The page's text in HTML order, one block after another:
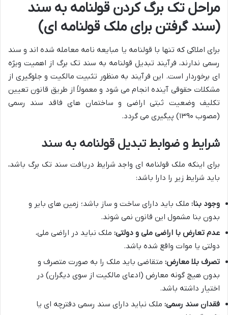
مراحل تک برگ کردن قولنامه به سند
(سند گرفتن برای ملک قولنامه ای)
برای املاکی که تنها با قولنامه یا مبایعه نامه معامله شده اند و سند
رسمی ندارند، فرآیند تبدیل قولنامه به سند تک برگ از اهمیت ویژه
ای برخوردار است. این فرآیند به منظور تثبیت مالکیت و جلوگیری از
مشکلات حقوقی آینده انجام می شود و معمولاً از طریق قانون تعیین
تکلیف وضعیت ثبتی اراضی و ساختمان های فاقد سند رسمی
(مصوب ۱۳۹۰) پیگیری می گردد.
شرایط و ضوابط تبدیل قولنامه به سند
برای اینکه ملک قولنامه ای واجد شرایط دریافت سند تک برگ باشد،
باید شرایط زیر را دارا باشد:
وجود بنا: ملک باید دارای ساخت و ساز باشد؛ زمین های بایر و
بدون بنا مشمول این قانون نمی شوند.
عدم تعارض با اراضی ملی و دولتی: ملک نباید در اراضی ملی،
دولتی یا موات واقع شده باشد.
تصرف بلا معارض: متقاضی باید ملک را به صورت متصرف و
بدون هیچ گونه معارض (ادعای مالکیت از سوی دیگران) در
اختیار داشته باشد.
فقدان سند رسمی: ملک نباید دارای سند رسمی دفترچه ای یا